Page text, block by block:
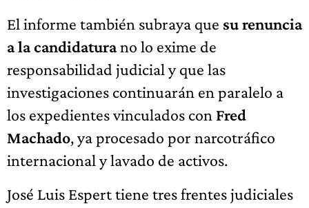
El informe también subraya que su renuncia
a la candidaturano lo exime de
responsabilidad judicial y que las
investigaciones continuarán en paralelo a
los expedientes vinculados con Fred
Machado, ya procesado por narcotráfico
internacional y lavado de activos.
José Luis Espert tiene tres frentes judiciales